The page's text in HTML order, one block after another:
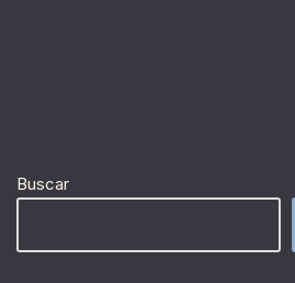
Buscar